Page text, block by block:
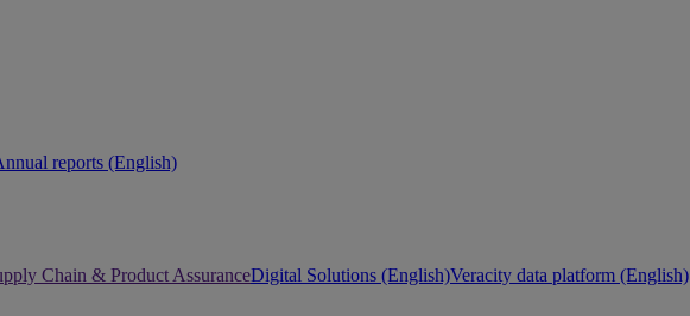
reports (English)
Chain & Product AssuranceDigital Solutions (English)Veracity data platform (English)